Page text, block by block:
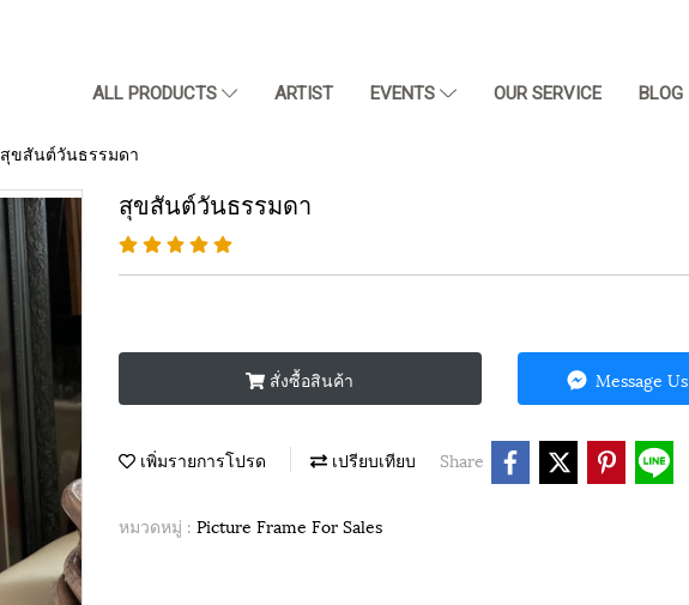
ALL PRODUCTS ARTIST EVENTS OUR SERVICE BLOG
สุขสันต์วันธรรมดา
สุขสันต์วันธรรมดา
สั่งซื้อสินค้า Message Us
เพิ่มรายการโปรด เปรียบเทียบ Share
หมวดหมู่ : Picture Frame For Sales